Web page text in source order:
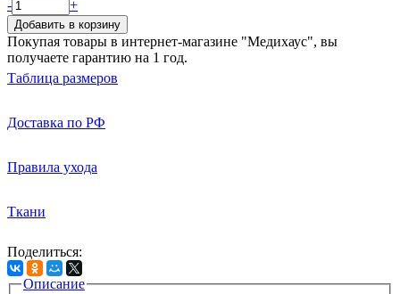
-
+
Добавить в корзину
Покупая товары в интернет-магазине "Медихаус", вы
получаете гарантию на 1 год.
Таблица размеров
Доставка по РФ
Правила ухода
Ткани
Поделиться:
Описание